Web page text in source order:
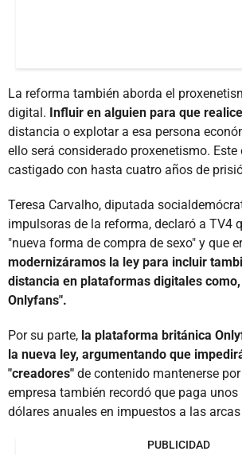
La reforma también aborda el
digital. Influir en alguien para que
distancia o explotar a esa persona
ello será considerado proxenetismo. Este
castigado con hasta cuatro años de
Teresa Carvalho, diputada
impulsoras de la reforma, declaró a TV4
"nueva forma de compra de sexo" y que
modernizáramos la ley para incluir
distancia en plataformas digitales
Onlyfans".
Por su parte, la plataforma británica
la nueva ley, argumentando que
"creadores" de contenido mantenerse
empresa también recordó que paga
dólares anuales en impuestos a las
PUBLICIDAD